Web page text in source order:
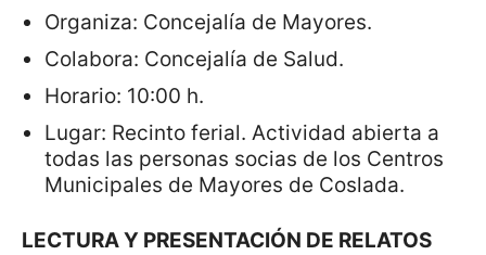
Organiza: Concejalía de Mayores.
Colabora: Concejalía de Salud.
Horario: 10:00 h.
Lugar: Recinto ferial. Actividad abierta a
todas las personas socias de los Centros
Municipales de Mayores de Coslada.
LECTURA Y PRESENTACIÓN DE RELATOS